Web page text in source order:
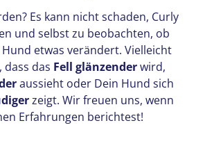
Es kann nicht schaden, Curly
und selbst zu beobachten, ob
etwas verändert. Vielleicht
dass das Fell glänzenderwird,
aussieht oder Dein Hund sich
zeigt. Wir freuen uns, wenn
Erfahrungen berichtest!